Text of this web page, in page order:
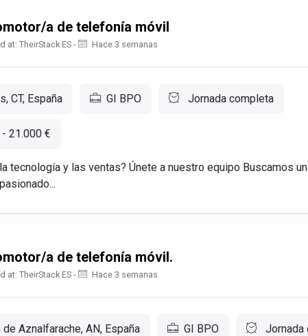
a de telefonía móvil
at: TheirStack ES - Hace 3 semanas
CT, España GI BPO Jornada completa
21.000 €
tecnología y las ventas? Únete a nuestro equipo Buscamos
a de telefonía móvil.
at: TheirStack ES - Hace 3 semanas
de Aznalfarache, AN, España GI BPO Jornada